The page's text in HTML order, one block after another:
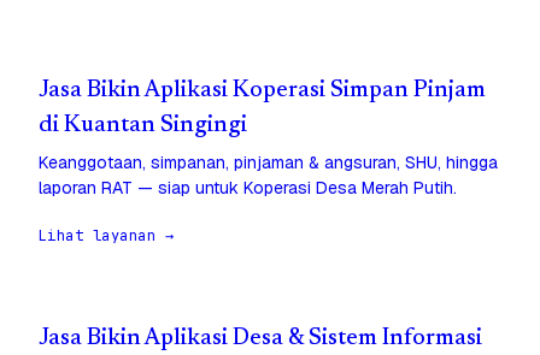
Jasa Bikin Aplikasi Koperasi Simpan Pinjam
di Kuantan Singingi
Keanggotaan, simpanan, pinjaman & angsuran, SHU, hingga
laporan RAT — siap untuk Koperasi Desa Merah Putih.
Lihat layanan →
Jasa Bikin Aplikasi Desa & Sistem Informasi